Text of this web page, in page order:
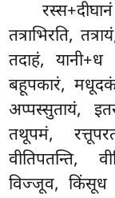
तत्राभिरति,
तदाहं, यानी+ध
बहूपकारं,
अप्पस्सुतायं,
तथूपमं,
वीतिपतन्ति,
विज्जूव, किंसूध